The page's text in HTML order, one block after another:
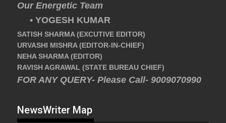
Our Energetic Team
• YOGESH KUMAR
SATISH SHARMA (EXCUTIVE EDITOR)
URVASHI MISHRA (EDITOR-IN-CHIEF)
NEHA SHARMA (EDITOR)
RAVISH AGRAWAL (STATE BUREAU CHIEF)
FOR ANY QUERY- Please Call- 9009070990
NewsWriter Map